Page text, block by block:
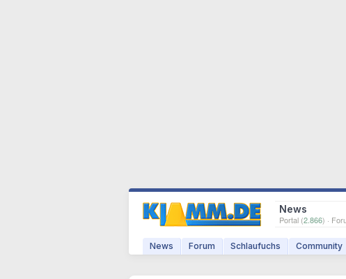
News
Portal (2.866) ·
News Forum Schlaufuchs Community